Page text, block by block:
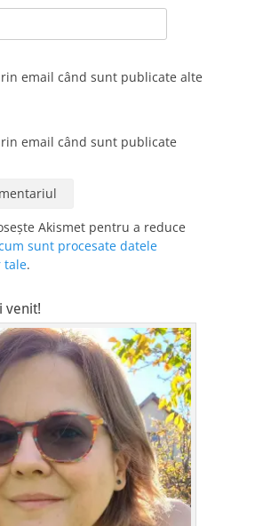
email când sunt publicate alte
email când sunt publicate
Akismet pentru a reduce
sunt procesate datele
tale.
venit!